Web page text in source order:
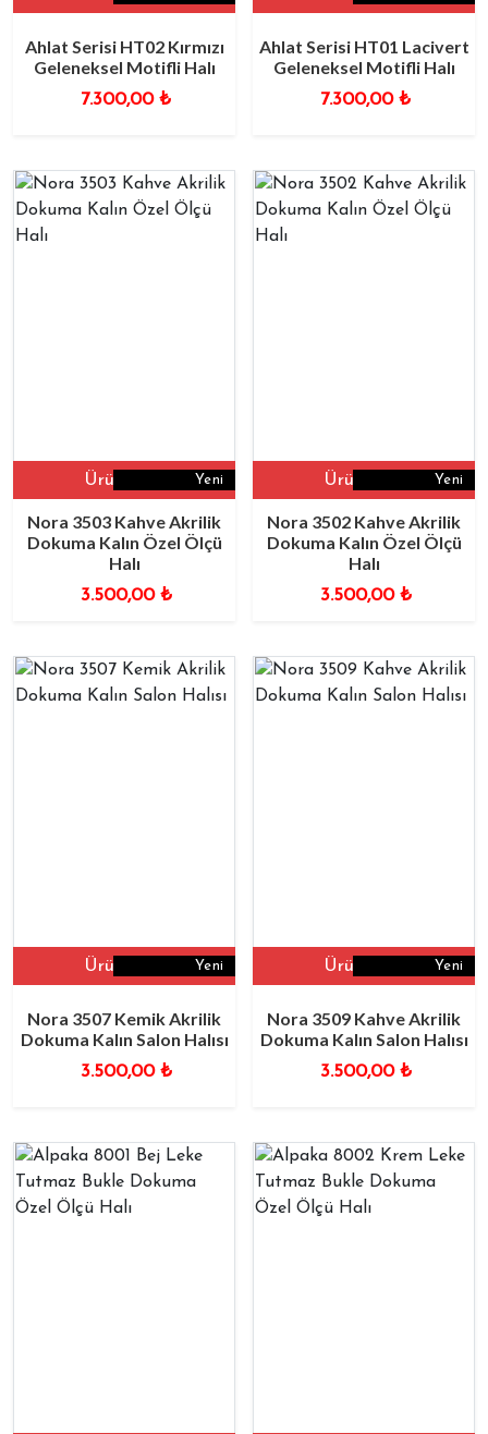
Ahlat Serisi HT02 Kırmızı
Geleneksel Motifli Halı
7.300,00 ₺
Ahlat Serisi HT01 Lacivert
Geleneksel Motifli Halı
7.300,00 ₺
Yeni
Ürüne Git
Nora 3503 Kahve Akrilik
Dokuma Kalın Özel Ölçü
Halı
3.500,00 ₺
Yeni
Ürüne Git
Nora 3502 Kahve Akrilik
Dokuma Kalın Özel Ölçü
Halı
3.500,00 ₺
Yeni
Ürüne Git
Nora 3507 Kemik Akrilik
Dokuma Kalın Salon Halısı
3.500,00 ₺
Yeni
Ürüne Git
Nora 3509 Kahve Akrilik
Dokuma Kalın Salon Halısı
3.500,00 ₺